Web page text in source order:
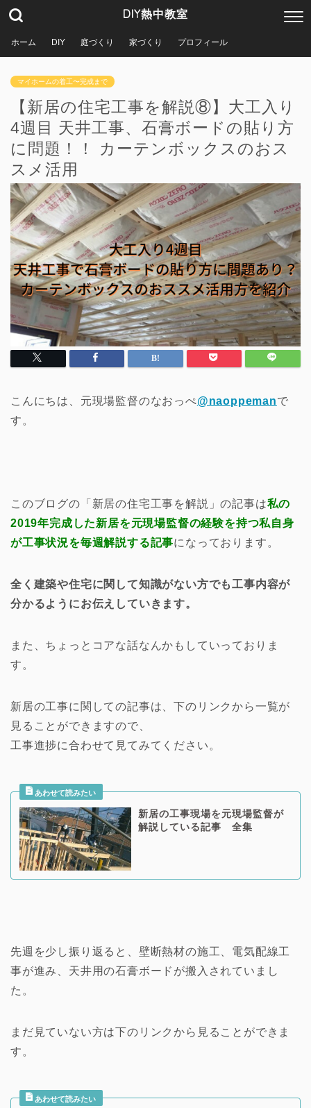
DIY熱中教室
ホーム DIY 庭づくり 家づくり プロフィール
マイホームの着工〜完成まで
【新居の住宅工事を解説⑧】大工入り
4週目 天井工事、石膏ボードの貼り方
に問題！！ カーテンボックスのおス
スメ活用
こんにちは、元現場監督のなおっぺ@naoppemanで
す。
このブログの「新居の住宅工事を解説」の記事は私の
2019年完成した新居を元現場監督の経験を持つ私自身
が工事状況を毎週解説する記事になっております。
全く建築や住宅に関して知識がない方でも工事内容が
分かるようにお伝えしていきます。
また、ちょっとコアな話なんかもしていっておりま
す。
新居の工事に関しての記事は、下のリンクから一覧が
見ることができますので、
工事進捗に合わせて見てみてください。
新居の工事現場を元現場監督が
解説している記事 全集
先週を少し振り返ると、壁断熱材の施工、電気配線工
事が進み、天井用の石膏ボードが搬入されていまし
た。
まだ見ていない方は下のリンクから見ることができま
す。